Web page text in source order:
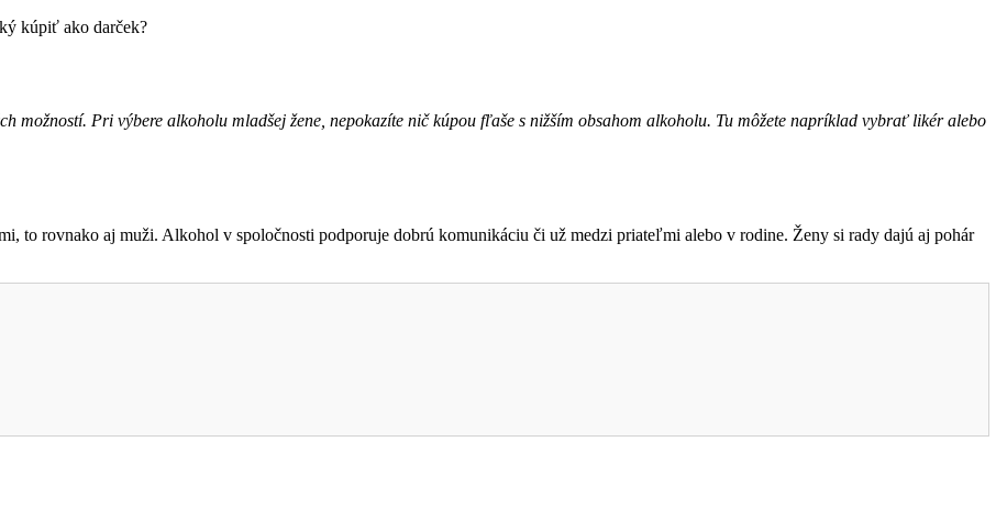
kúpiť ako darček?
možností. Pri výbere alkoholu mladšej žene, nepokazíte nič kúpou fľaše s nižším obsahom alkoholu. Tu môžete napríklad vybrať likér alebo
to rovnako aj muži. Alkohol v spoločnosti podporuje dobrú komunikáciu či už medzi priateľmi alebo v rodine. Ženy si rady dajú aj pohár